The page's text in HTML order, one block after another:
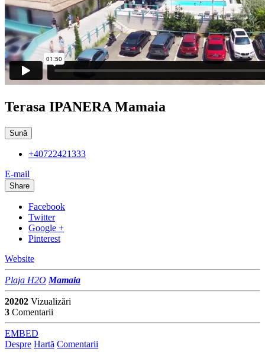
Terasa IPANERA Mamaia
Sună
+40722421333
E-mail
Share
Facebook
Twitter
Google +
Pinterest
Website
Plaja H2O Mamaia
20202 Vizualizări
3 Comentarii
EMBED
Despre Hartă Comentarii